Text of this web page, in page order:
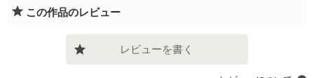
この作品のレビュー
レビューを書く